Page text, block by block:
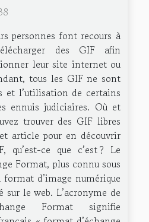
personnes font recours à
des GIF afin
leur site internet ou
tous les GIF ne sont
et l’utilisation de certains
ennuis judiciaires. Où et
trouver des GIF libres
article pour en découvrir
qu’est-ce que c’est ? Le
Format, plus connu sous
d’image numérique
le web. L’acronyme de
Format signifie